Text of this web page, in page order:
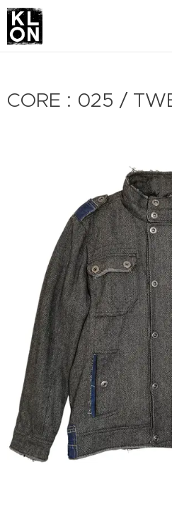
CORE : 025 /